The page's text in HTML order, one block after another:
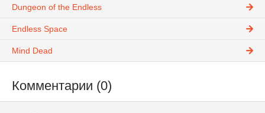
Dungeon of the Endless
Endless Space
Mind Dead
Комментарии (0)